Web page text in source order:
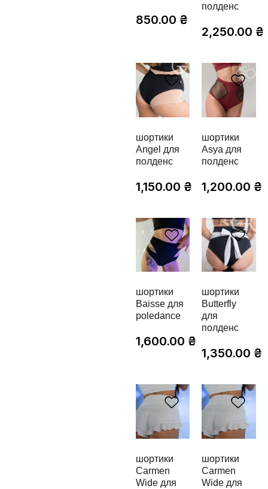
850.00 ₴
полденс
2,250.00 ₴
шортики
Angel для
полденс
1,150.00 ₴
шортики
Asya для
полденс
1,200.00 ₴
шортики
Baisse для
poledance
1,600.00 ₴
шортики
Butterfly
для
полденс
1,350.00 ₴
шортики
Carmen
Wide для
шортики
Carmen
Wide для